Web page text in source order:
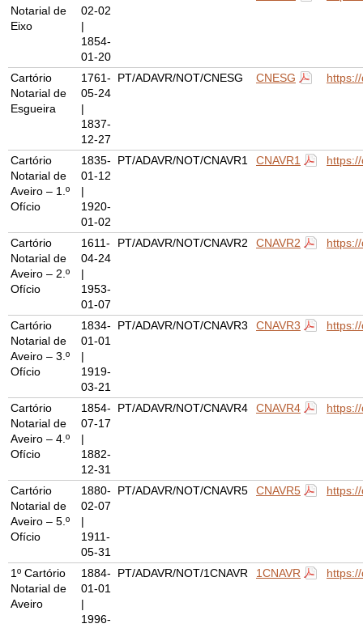
Notarial de
Eixo
02-02
|
1854-
01-20
Cartório
Notarial de
Esgueira
1761-
05-24
|
1837-
12-27
PT/ADAVR/NOT/CNESG CNESG
Cartório
Notarial de
Aveiro – 1.º
Ofício
1835-
01-12
|
1920-
01-02
PT/ADAVR/NOT/CNAVR1 CNAVR1
Cartório
Notarial de
Aveiro – 2.º
Ofício
1611-
04-24
|
1953-
01-07
PT/ADAVR/NOT/CNAVR2 CNAVR2
Cartório
Notarial de
Aveiro – 3.º
Ofício
1834-
01-01
|
1919-
03-21
PT/ADAVR/NOT/CNAVR3 CNAVR3
Cartório
Notarial de
Aveiro – 4.º
Ofício
1854-
07-17
|
1882-
12-31
PT/ADAVR/NOT/CNAVR4 CNAVR4
Cartório
Notarial de
Aveiro – 5.º
Ofício
1880-
02-07
|
1911-
05-31
PT/ADAVR/NOT/CNAVR5 CNAVR5
1º Cartório
Notarial de
Aveiro
1884-
01-01
|
1996-
PT/ADAVR/NOT/1CNAVR 1CNAVR